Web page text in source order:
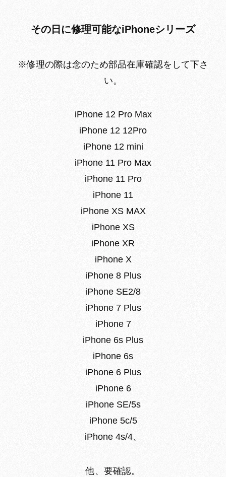
その日に修理可能なiPhoneシリーズ
※修理の際は念のため部品在庫確認をして下さ
い。
iPhone 12 Pro Max
iPhone 12 12Pro
iPhone 12 mini
iPhone 11 Pro Max
iPhone 11 Pro
iPhone 11
iPhone XS MAX
iPhone XS
iPhone XR
iPhone X
iPhone 8 Plus
iPhone SE2/8
iPhone 7 Plus
iPhone 7
iPhone 6s Plus
iPhone 6s
iPhone 6 Plus
iPhone 6
iPhone SE/5s
iPhone 5c/5
iPhone 4s/4、
他、要確認。